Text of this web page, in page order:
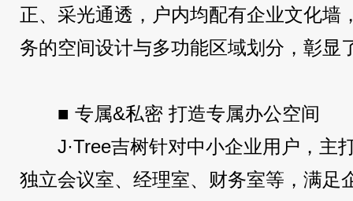
正、采光通透，户内均配有企业文化墙
务的空间设计与多功能区域划分，彰显
■ 专属&私密 打造专属办公空间
J·Tree吉树针对中小企业用户，主
独立会议室、经理室、财务室等，满足